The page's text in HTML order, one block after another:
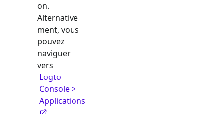
on.
Alternative
ment, vous
pouvez
naviguer
vers
Logto
Console >
Applications